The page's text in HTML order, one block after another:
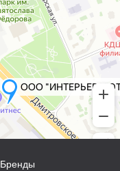
Бренды